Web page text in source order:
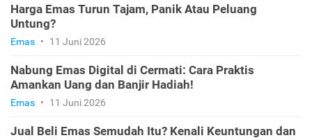
Harga Emas Turun Tajam, Panik Atau Peluang
Untung?
Emas • 11 Juni 2026
Nabung Emas Digital di Cermati: Cara Praktis
Amankan Uang dan Banjir Hadiah!
Emas • 11 Juni 2026
Jual Beli Emas Semudah Itu? Kenali Keuntungan dan